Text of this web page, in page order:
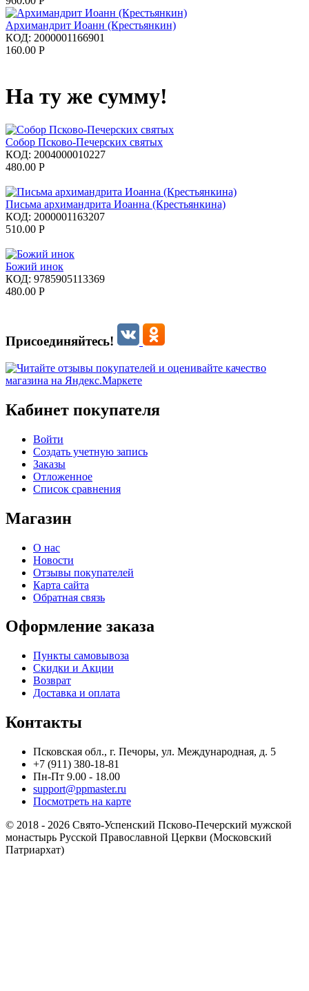
Архимандрит Иоанн (Крестьянкин)
КОД: 2000001166901
160.00 Р
На ту же сумму!
Собор Псково-Печерских святых
КОД: 2004000010227
480.00 Р
Письма архимандрита Иоанна (Крестьянкина)
КОД: 2000001163207
510.00 Р
Божий инок
КОД: 9785905113369
480.00 Р
Присоединяйтесь!
Кабинет покупателя
Войти
Создать учетную запись
Заказы
Отложенное
Список сравнения
Магазин
О нас
Новости
Отзывы покупателей
Карта сайта
Обратная связь
Оформление заказа
Пункты самовывоза
Скидки и Акции
Возврат
Доставка и оплата
Контакты
Псковская обл., г. Печоры, ул. Международная, д. 5
+7 (911) 380-18-81
Пн-Пт 9.00 - 18.00
support@ppmaster.ru
Посмотреть на карте
© 2018 - 2026 Свято-Успенский Псково-Печерский мужской
монастырь Русской Православной Церкви (Московский
Патриархат)